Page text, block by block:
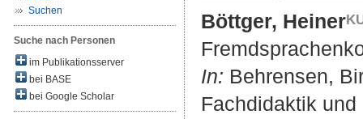
Suchen
Suche nach Personen
im Publikationsserver
bei BASE
bei Google Scholar
Böttger, Heiner
In: Behrensen,
Fachdidaktik